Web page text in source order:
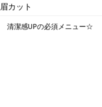
眉カット
清潔感UPの必須メニュー☆